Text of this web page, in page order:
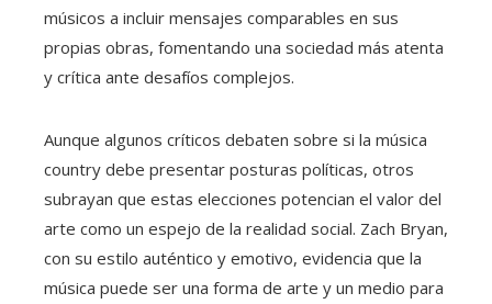
músicos a incluir mensajes comparables en sus
propias obras, fomentando una sociedad más atenta
y crítica ante desafíos complejos.
Aunque algunos críticos debaten sobre si la música
country debe presentar posturas políticas, otros
subrayan que estas elecciones potencian el valor del
arte como un espejo de la realidad social. Zach Bryan,
con su estilo auténtico y emotivo, evidencia que la
música puede ser una forma de arte y un medio para